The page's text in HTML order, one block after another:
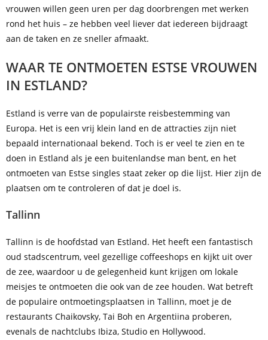
vrouwen willen geen uren per dag doorbrengen met werken
rond het huis – ze hebben veel liever dat iedereen bijdraagt
aan de taken en ze sneller afmaakt.
WAAR TE ONTMOETEN ESTSE VROUWEN
IN ESTLAND?
Estland is verre van de populairste reisbestemming van
Europa. Het is een vrij klein land en de attracties zijn niet
bepaald internationaal bekend. Toch is er veel te zien en te
doen in Estland als je een buitenlandse man bent, en het
ontmoeten van Estse singles staat zeker op die lijst. Hier zijn de
plaatsen om te controleren of dat je doel is.
Tallinn
Tallinn is de hoofdstad van Estland. Het heeft een fantastisch
oud stadscentrum, veel gezellige coffeeshops en kijkt uit over
de zee, waardoor u de gelegenheid kunt krijgen om lokale
meisjes te ontmoeten die ook van de zee houden. Wat betreft
de populaire ontmoetingsplaatsen in Tallinn, moet je de
restaurants Chaikovsky, Tai Boh en Argentiina proberen,
evenals de nachtclubs Ibiza, Studio en Hollywood.